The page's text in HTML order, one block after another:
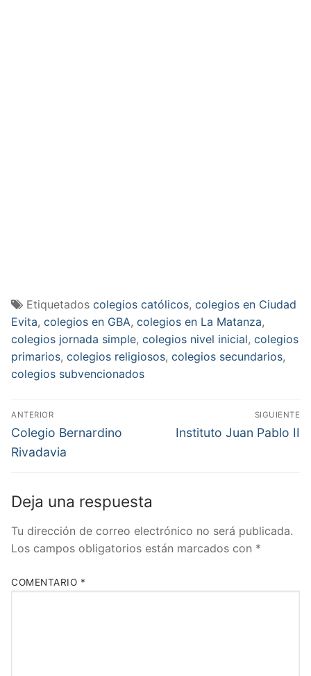
Etiquetados colegios católicos, colegios en Ciudad
Evita, colegios en GBA, colegios en La Matanza,
colegios jornada simple, colegios nivel inicial, colegios
primarios, colegios religiosos, colegios secundarios,
colegios subvencionados
Navegación
de
entradas
ANTERIOR
Entrada
anterior:
Colegio Bernardino
Rivadavia
SIGUIENTE
Entrada
Instituto Juan Pablo II
Deja una respuesta
Tu dirección de correo electrónico no será publicada.
Los campos obligatorios están marcados con *
COMENTARIO *